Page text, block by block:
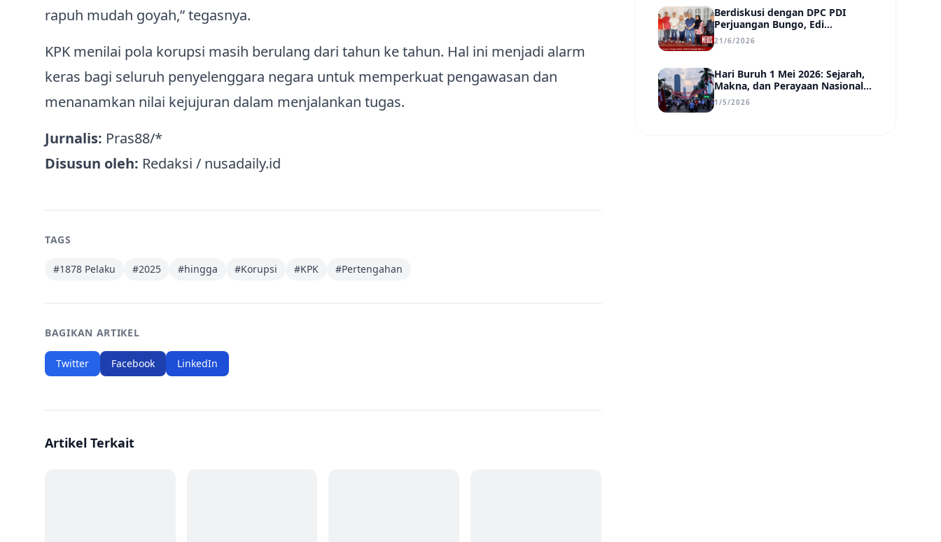
rapuh mudah goyah,” tegasnya.
KPK menilai pola korupsi masih berulang dari tahun ke tahun. Hal ini menjadi alarm
keras bagi seluruh penyelenggara negara untuk memperkuat pengawasan dan
menanamkan nilai kejujuran dalam menjalankan tugas.
Jurnalis: Pras88/*
Disusun oleh: Redaksi / nusadaily.id
TAGS
#1878 Pelaku #2025 #hingga #Korupsi #KPK #Pertengahan
BAGIKAN ARTIKEL
Twitter Facebook LinkedIn
Artikel Terkait
Berdiskusi dengan DPC PDI
Perjuangan Bungo, Edi
Purwanto Uraikan Poin-Poin
Urgensi yang Perlu Disadari
21/6/2026
Hari Buruh 1 Mei 2026: Sejarah,
Makna, dan Perayaan Nasional
di Tengah Tantangan Era Digital
1/5/2026